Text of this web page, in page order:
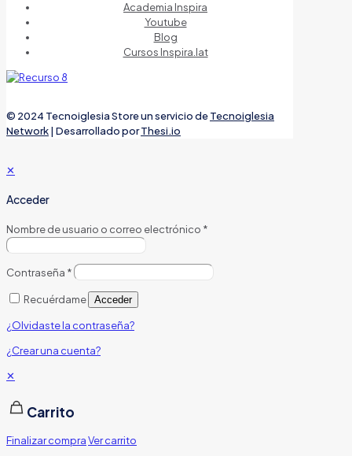
Academia Inspira
Youtube
Blog
Cursos Inspira.lat
© 2024 Tecnoiglesia Store un servicio deTecnoiglesia
Network| Desarrollado porThesi.io
✕
Acceder
Nombre de usuario o correo electrónico *
Contraseña *
Recuérdame Acceder
¿Olvidaste la contraseña?
¿Crear una cuenta?
✕
Carrito
Finalizar compraVer carrito